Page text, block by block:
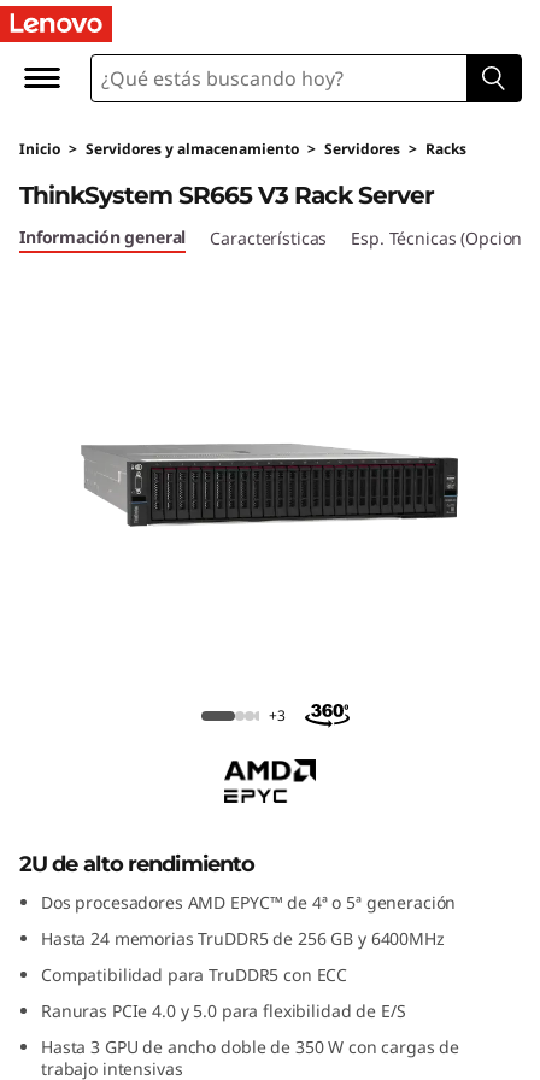
Inicio > Servidores y almacenamiento > Servidores > Racks
ThinkSystem SR665 V3 Rack Server
ThinkSystem SR665 V3 Rack Server
Información general Características Esp. Técnicas
+3
2U de alto rendimiento
Dos procesadores AMD EPYC™ de 4ª o 5ª generación
Hasta 24 memorias TruDDR5 de 256 GB y 6400MHz
Compatibilidad para TruDDR5 con ECC
Ranuras PCIe 4.0 y 5.0 para flexibilidad de E/S
Hasta 3 GPU de ancho doble de 350 W con cargas de
trabajo intensivas